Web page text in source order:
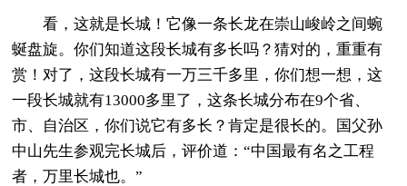
看，这就是长城！它像一条长龙在崇山峻岭之间蜿
蜒盘旋。你们知道这段长城有多长吗？猜对的，重重有
赏！对了，这段长城有一万三千多里，你们想一想，这
一段长城就有13000多里了，这条长城分布在9个省、
市、自治区，你们说它有多长？肯定是很长的。国父孙
中山先生参观完长城后，评价道：“中国最有名之工程
者，万里长城也。”